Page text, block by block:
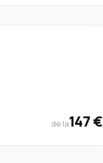
de la147 €